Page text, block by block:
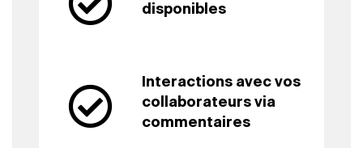
disponibles
Interactions avec vos
collaborateurs via
commentaires